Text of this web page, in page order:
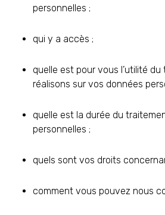
personnelles ;
qui y a accès ;
quelle est pour vous l’utilité
réalisons sur vos données
quelle est la durée du
personnelles ;
quels sont vos droits
comment vous pouvez nous